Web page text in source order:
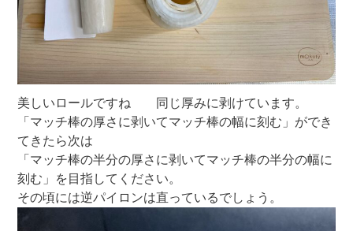
美しいロールですね 同じ厚みに剥けています。
「マッチ棒の厚さに剥いてマッチ棒の幅に刻む」ができ
てきたら次は
「マッチ棒の半分の厚さに剥いてマッチ棒の半分の幅に
刻む」を目指してください。
その頃には逆パイロンは直っているでしょう。